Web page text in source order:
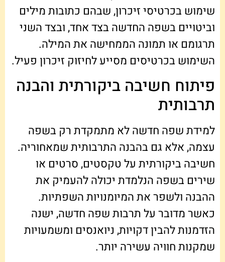
שימוש בכרטיסי זיכרון, שבהם כתובות מילים
וביטויים בשפה החדשה בצד אחד, ובצד השני
תרגומם או תמונה הממחישה את המילה.
השימוש בכרטיסים מסייע לחיזוק זיכרון פעיל.
פיתוח חשיבה ביקורתית והבנה
תרבותית
למידת שפה חדשה לא מתמקדת רק בשפה
עצמה, אלא גם בהבנה התרבותית שמאחוריה.
חשיבה ביקורתית על טקסטים, סרטים או
שירים בשפה הנלמדת יכולה להעמיק את
ההבנה ולשפר את המיומנויות השפתיות.
כאשר מדובר על תרבות שפה חדשה, ישנה
הזדמנות להבין דקויות, ניואנסים ומשמעויות
שמקנות חוויה עשירה יותר.